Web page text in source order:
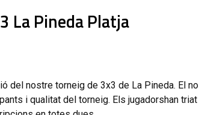
La Pineda Platja
del nostre torneig de 3x3 de La Pineda. El
i qualitat del torneig. Els jugadorshan triat